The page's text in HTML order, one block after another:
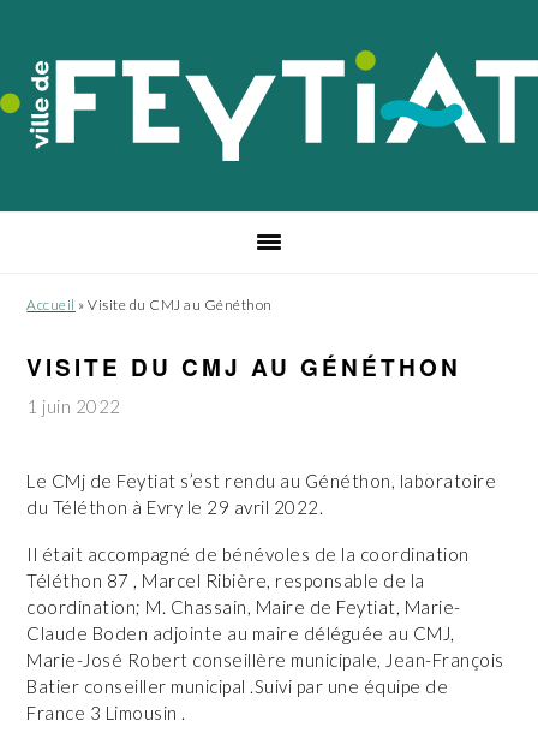
navigation
principale
contenu
principal
pied
de
page
Accueil »Visite du CMJ au Généthon
VISITE DU CMJ AU GÉNÉTHON
1 juin 2022
Le CMj de Feytiat s’est rendu au Généthon, laboratoire
du Téléthon à Evry le 29 avril 2022.
Il était accompagné de bénévoles de la coordination
Téléthon 87 , Marcel Ribière, responsable de la
coordination; M. Chassain, Maire de Feytiat, Marie-
Claude Boden adjointe au maire déléguée au CMJ,
Marie-José Robert conseillère municipale, Jean-François
Batier conseiller municipal .Suivi par une équipe de
France 3 Limousin .